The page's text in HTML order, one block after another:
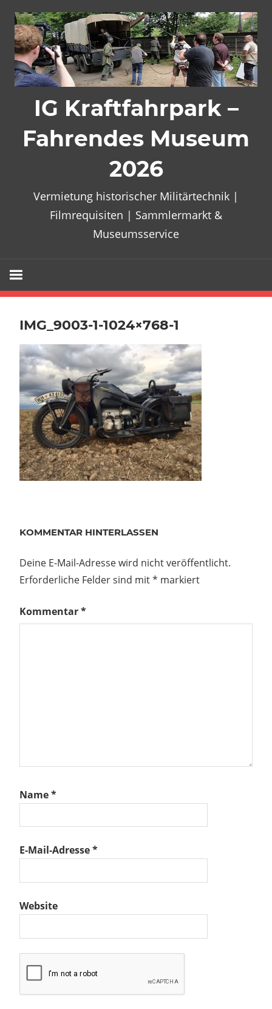
Inhalt
springen
IG Kraftfahrpark –
Fahrendes Museum
2026
Vermietung historischer Militärtechnik |
Filmrequisiten | Sammlermarkt &
Museumsservice
IMG_9003-1-1024×768-1
KOMMENTAR HINTERLASSEN
Deine E-Mail-Adresse wird nicht veröffentlicht.
Erforderliche Felder sind mit* markiert
Kommentar*
Name*
E-Mail-Adresse*
Website